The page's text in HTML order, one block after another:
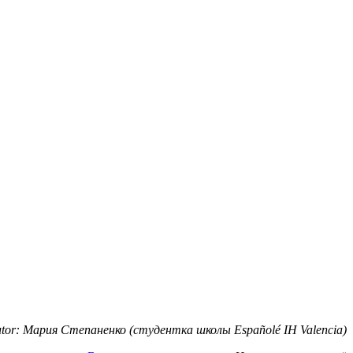
Мария Степаненко (студентка школы Españolé IH Valencia)